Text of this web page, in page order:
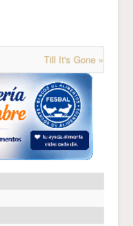
Till It's Gone »